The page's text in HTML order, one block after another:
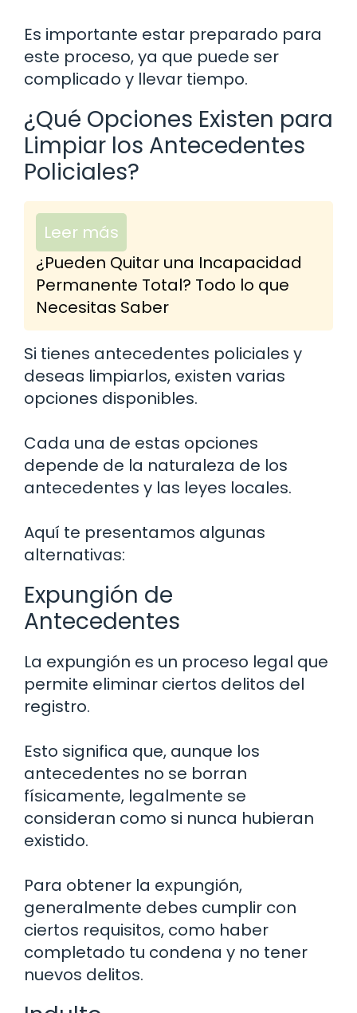
Es importante estar preparado para
este proceso, ya que puede ser
complicado y llevar tiempo.
¿Qué Opciones Existen para
Limpiar los Antecedentes
Policiales?
Leer más
¿Pueden Quitar una Incapacidad
Permanente Total? Todo lo que
Necesitas Saber
Si tienes antecedentes policiales y
deseas limpiarlos, existen varias
opciones disponibles.
Cada una de estas opciones
depende de la naturaleza de los
antecedentes y las leyes locales.
Aquí te presentamos algunas
alternativas:
Expungión de
Antecedentes
La expungión es un proceso legal que
permite eliminar ciertos delitos del
registro.
Esto significa que, aunque los
antecedentes no se borran
físicamente, legalmente se
consideran como si nunca hubieran
existido.
Para obtener la expungión,
generalmente debes cumplir con
ciertos requisitos, como haber
completado tu condena y no tener
nuevos delitos.